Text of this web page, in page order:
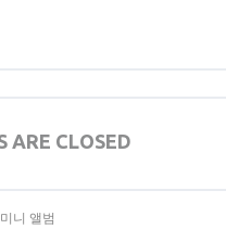
ARE CLOSED
니 앨범